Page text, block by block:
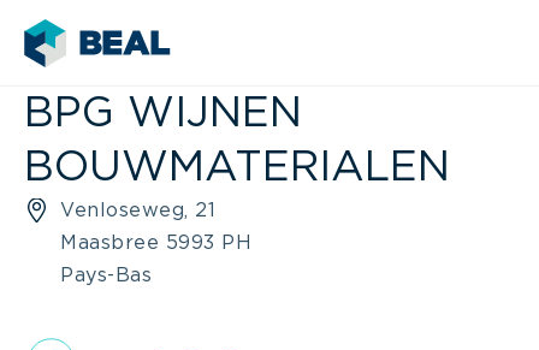
BPG WIJNEN
BOUWMATERIALEN
Venloseweg, 21
Maasbree 5993 PH
Pays-Bas